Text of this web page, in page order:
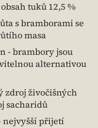
tuků 12,5 %
s bramborami se
masa
- brambory jsou
alternativou
zdroj živočišných
sacharidů
nejvyšší přijetí